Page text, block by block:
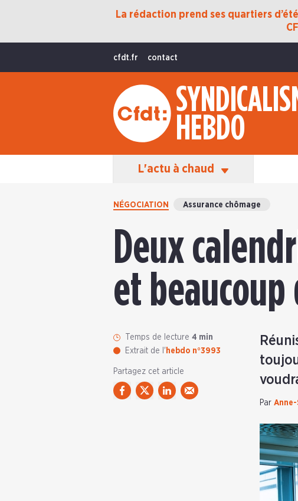
La rédaction prend ses quartiers
cfdt.fr contact
HEBDO
L'actu à chaud
Protection Sociale
International
La Vie De La CFDT
Les Équipes En Action
NÉGOCIATION Assurance chômage
Deux
et beaucoup
Temps de lecture 4 min
Extrait de l' hebdo n°3993
Partagez cet article
Par